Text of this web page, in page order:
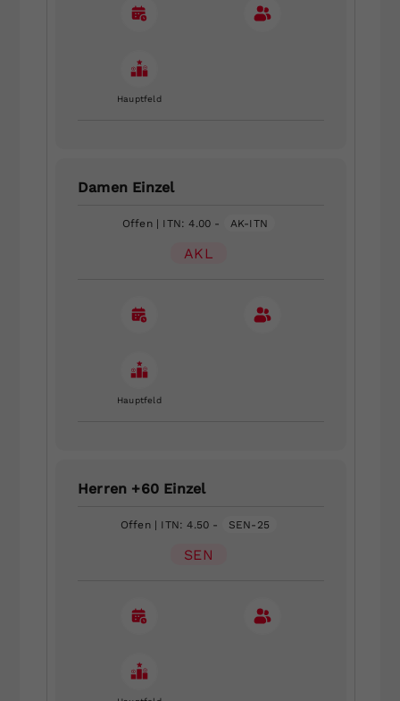
Hauptfeld
Damen Einzel
Offen| ITN: 4.00 - AK-ITN
AKL
Hauptfeld
Herren +60 Einzel
Offen| ITN: 4.50 - SEN-25
SEN